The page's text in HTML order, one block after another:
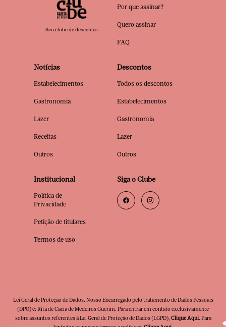
Seu clube de descontos
Por que assinar?
Quero assinar
FAQ
Notícias
Estabelecimentos
Gastronomia
Lazer
Receitas
Outros
Descontos
Todos os descontos
Estabelecimentos
Gastronomia
Lazer
Outros
Institucional
Política de
Privacidade
Petição de titulares
Termos de uso
Siga o Clube
Lei Geral de Proteção de Dados. Nosso Encarregado pelo tratamento de Dados Pessoais
(DPO) é: Rita de Cacia de Medeiros Guerim. Para entrar em contato exclusivamente
sobre assuntos referentes à Lei Geral de Proteção de Dados (LGPD), Clique Aqui. Para